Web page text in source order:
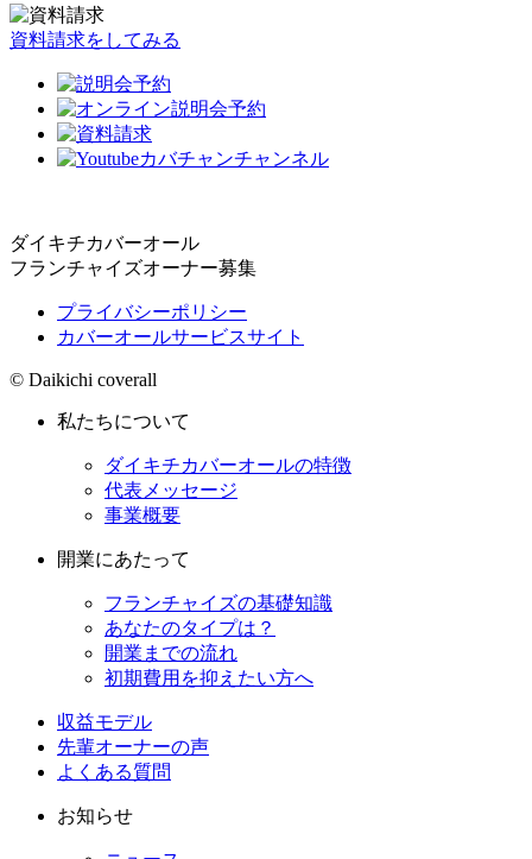
資料請求をしてみる
ダイキチカバーオール
フランチャイズオーナー募集
プライバシーポリシー
カバーオールサービスサイト
© Daikichi coverall
私たちについて
ダイキチカバーオールの特徴
代表メッセージ
事業概要
開業にあたって
フランチャイズの基礎知識
あなたのタイプは？
開業までの流れ
初期費用を抑えたい方へ
収益モデル
先輩オーナーの声
よくある質問
お知らせ